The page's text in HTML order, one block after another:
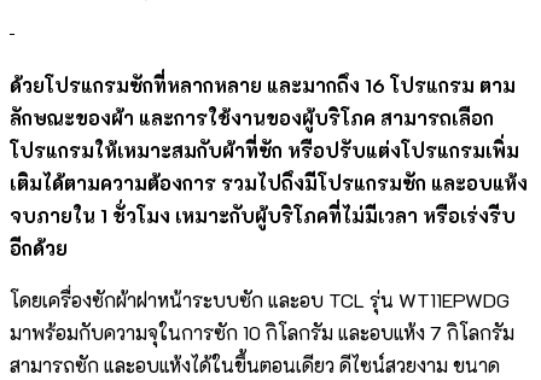
ด้วยโปรแกรมซักที่หลากหลาย และมากถึง 16 โปรแกรม ตาม
ลักษณะของผ้า และการใช้งานของผู้บริโภค สามารถเลือก
โปรแกรมให้เหมาะสมกับผ้าที่ซัก หรือปรับแต่งโปรแกรมเพิ่ม
เติมได้ตามความต้องการ รวมไปถึงมีโปรแกรมซัก และอบแห้ง
จบภายใน 1 ชั่วโมง เหมาะกับผู้บริโภคที่ไม่มีเวลา หรือเร่งรีบ
อีกด้วย
โดยเครื่องซักผ้าฝาหน้าระบบซัก และอบ TCL รุ่น WT11EPWDG
มาพร้อมกับความจุในการซัก 10 กิโลกรัม และอบแห้ง 7 กิโลกรัม
สามารถซัก และอบแห้งได้ในขึ้นตอนเดียว ดีไซน์สวยงาม ขนาด